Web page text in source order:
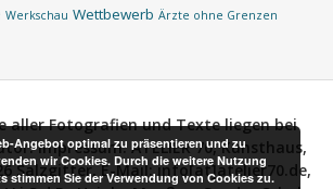
Werkschau Wettbewerb Ärzte ohne Grenzen
aller Fotografien und Texte liegen bei
Impressum: ATELIER 70, Kunsthaus,
Salzgitter, E-Mail: info[at]atelier70.de,
Angebot optimal zu präsentieren und zu
wir Cookies. Durch die weitere Nutzung
stimmen Sie der Verwendung von Cookies zu.